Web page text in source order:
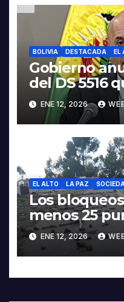
BOLIVIA DESTACADA EL
Gobierno
del DS 5516
5503
ENE 12, 2026
EL ALTO LA PAZ
Los
menos 25
piden
la Gaceta
ENE 12, 2026